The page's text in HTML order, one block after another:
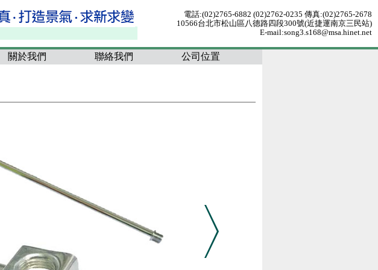
電話:(02)2765-6882 (02)2762-0235 傳真:(02)2765-2678
10566台北市松山區八德路四段300號(近捷運南京三民站)
E-mail:song3.s168@msa.hinet.net
關於我們 聯絡我們 公司位置